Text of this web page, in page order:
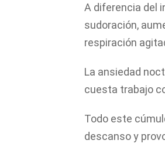
A diferencia del
sudoración,
respiración
La ansiedad
cuesta trabajo
Todo este
descanso y